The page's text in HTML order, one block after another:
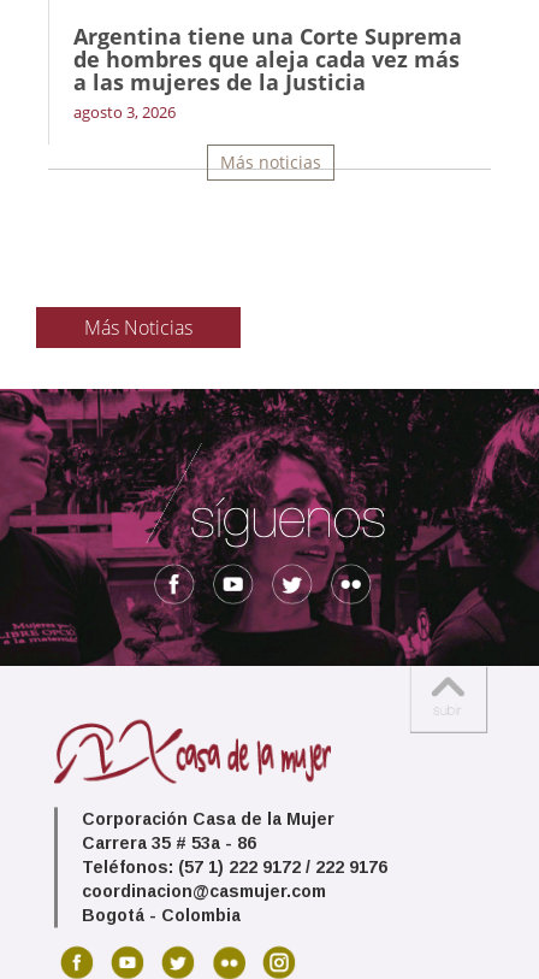
Argentina tiene una Corte Suprema
de hombres que aleja cada vez más
a las mujeres de la Justicia
agosto 3, 2026
Más noticias
Más Noticias
Corporación Casa de la Mujer
Carrera 35 # 53a - 86
Teléfonos: (57 1) 222 9172 / 222 9176
coordinacion@casmujer.com
Bogotá - Colombia